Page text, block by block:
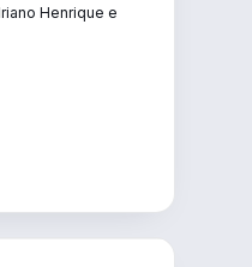
Henrique e